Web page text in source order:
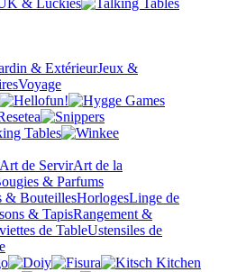
& ExtérieurJeux &
Voyage
Art de ServirArt de la
& Parfums
& BouteillesHorlogesLinge de
& TapisRangement &
de TableUstensiles de